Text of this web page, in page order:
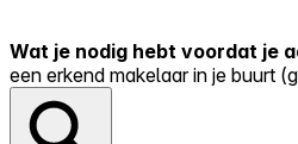
Wat je nodig hebt voordat je
een erkend makelaar in je buurt